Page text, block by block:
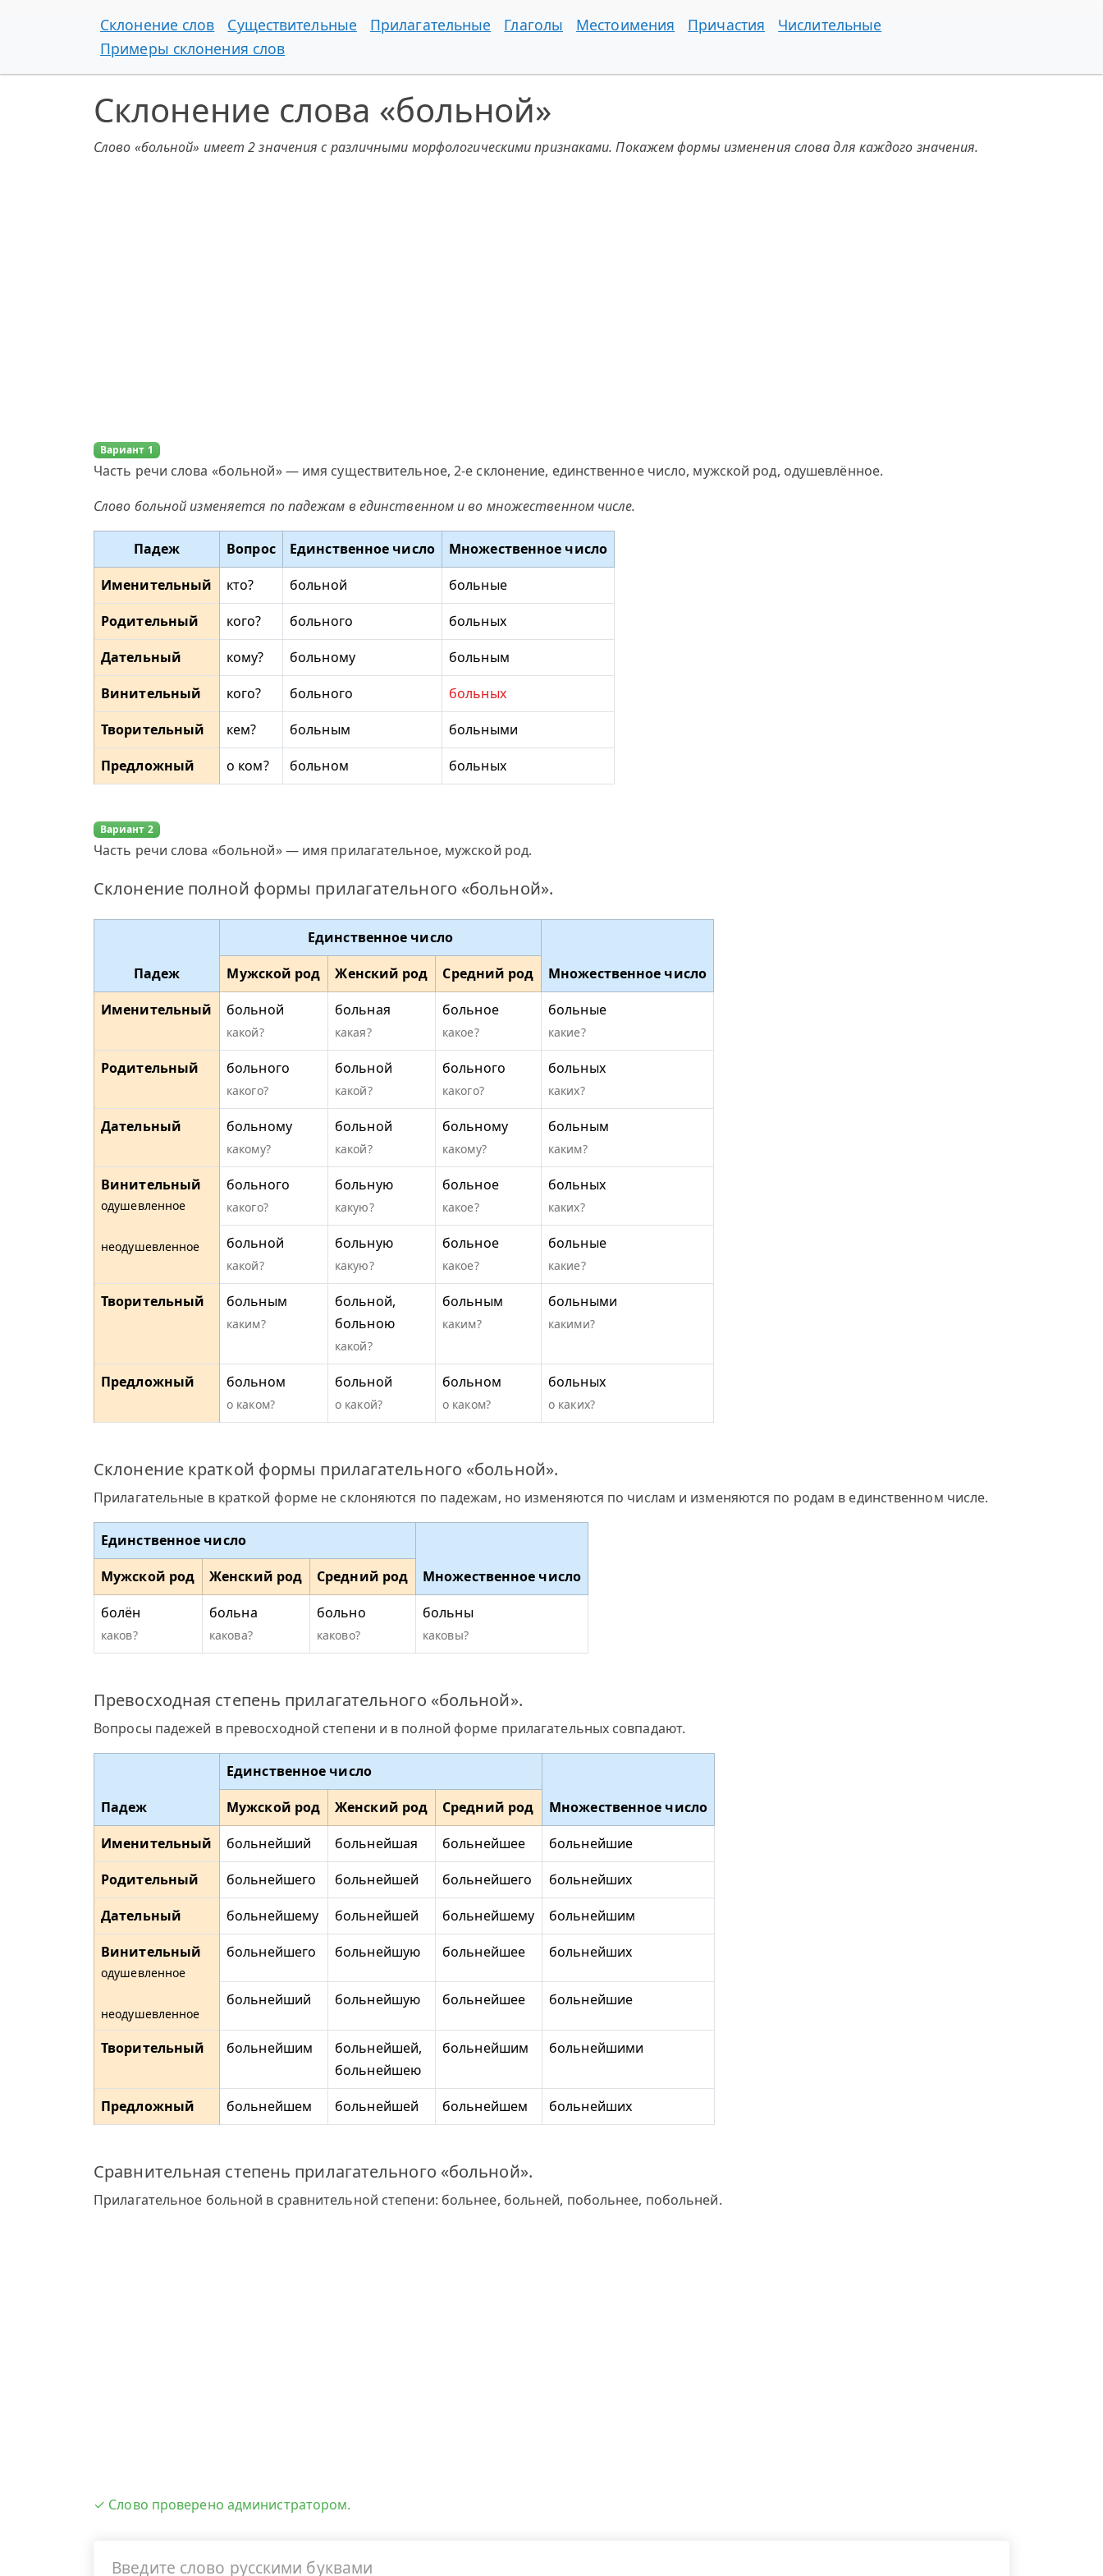
Склонение слов Существительные Прилагательные Глаголы Местоимения Причастия
Числительные
Примеры склонения слов
Склонение слова «больной»
Слово «больной» имеет 2 значения с различными морфологическими признаками. Покажем формы изменения слова для каждого значения.
Вариант 1
Часть речи слова «больной» — имя существительное, 2-е склонение, единственное число, мужской род, одушевлённое.
Слово больной изменяется по падежам в единственном и во множественном числе.
Падеж Вопрос Единственное число
Множественное число
Именительный
кто? больной
больные
Родительный
кого? больного
больных
Дательный
кому? больному
больным
Винительный
кого? больного
больных
Творительный
кем? больным
больными
Предложный
о ком? больном больных
Вариант 2
Часть речи слова «больной» — имя прилагательное, мужской род.
Склонение полной формы прилагательного «больной».
Падеж
Единственное число
Множественное число
Мужской род Женский род
Средний род
Именительный
больной
какой?
больная
какая?
больное
какое?
больные
какие?
Родительный больного
какого?
больной
какой?
больного
какого?
больных
каких?
Дательный больному
какому?
больной
какой?
больному
какому?
больным
каким?
Винительный
одушевленное
неодушевленное
больного
какого?
больную
какую?
больное
какое?
больных
каких?
больной
какой?
больную
какую?
больное
какое?
больные
какие?
Творительный больным
каким?
больной,
больною
какой?
больным
каким?
больными
какими?
Предложный больном
о каком?
больной
о какой?
больном
о каком?
больных
о каких?
Склонение краткой формы прилагательного «больной».
Прилагательные в краткой форме не склоняются по падежам, но изменяются по числам и изменяются по родам в единственном числе.
Единственное число
Множественное число
Мужской род Женский род
Средний род
болён
каков?
больна
какова?
больно
каково?
больны
каковы?
Превосходная степень прилагательного «больной».
Вопросы падежей в превосходной степени и в полной форме прилагательных совпадают.
Падеж
Единственное число
Множественное число
Мужской род Женский род
Средний род
Именительный
больнейший больнейшая больнейшее
больнейшие
Родительный
больнейшего больнейшей больнейшего
больнейших
Дательный
больнейшему больнейшей больнейшему
больнейшим
Винительный
одушевленное
неодушевленное
больнейшего больнейшую больнейшее больнейших
больнейший больнейшую больнейшее больнейшие
Творительный больнейшим
больнейшей,
больнейшею
больнейшим больнейшими
Предложный больнейшем больнейшей больнейшем больнейших
Сравнительная степень прилагательного «больной».
Прилагательное больной в сравнительной степени: больнее, больней, побольнее, побольней.
✓ Слово проверено администратором.